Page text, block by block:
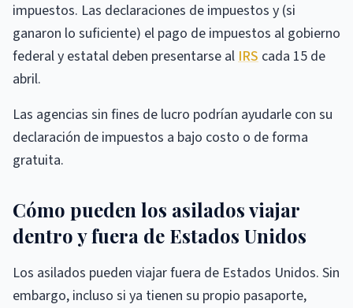
impuestos. Las declaraciones de impuestos y (si
ganaron lo suficiente) el pago de impuestos al gobierno
federal y estatal deben presentarse alIRS cada 15 de
abril.
Las agencias sin fines de lucro podrían ayudarle con su
declaración de impuestos a bajo costo o de forma
gratuita.
Cómo pueden los asilados viajar
dentro y fuera de Estados Unidos
Los asilados pueden viajar fuera de Estados Unidos. Sin
embargo, incluso si ya tienen su propio pasaporte,